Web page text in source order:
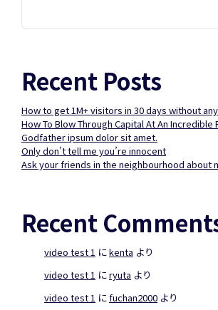
Recent Posts
How to get 1M+ visitors in 30 days without
How To Blow Through Capital At An Incredible
Godfather ipsum dolor sit amet.
Only don’t tell me you’re innocent
Ask your friends in the neighbourhood about
Recent
video test 1 にkenta より
video test 1 にryuta より
video test 1 にfuchan2000 より